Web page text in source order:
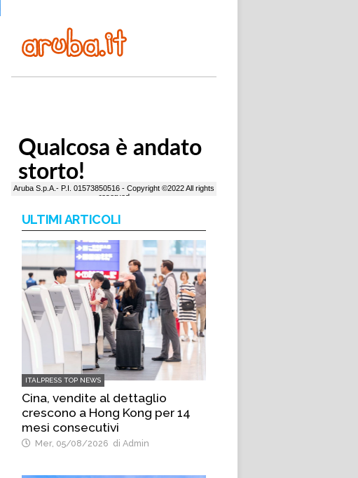
ULTIMI ARTICOLI
ITALPRESS TOP NEWS
Cina, vendite al dettaglio
crescono a Hong Kong per 14
mesi consecutivi
Mer, 05/08/2026 di Admin